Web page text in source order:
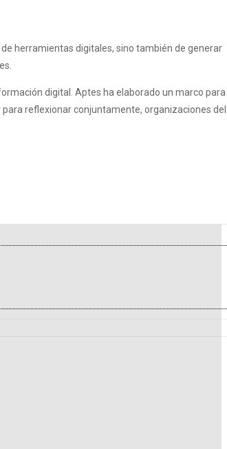
herramientas digitales, sino también de generar
digital. Aptes ha elaborado un marco para
reflexionar conjuntamente, organizaciones del